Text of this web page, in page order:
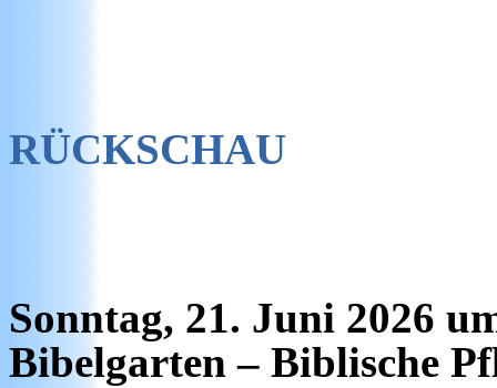
RÜCKSCHAU
Sonntag, 21. Juni 2026
Bibelgarten – Biblische